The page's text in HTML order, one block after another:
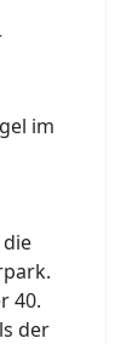
im
40.
der